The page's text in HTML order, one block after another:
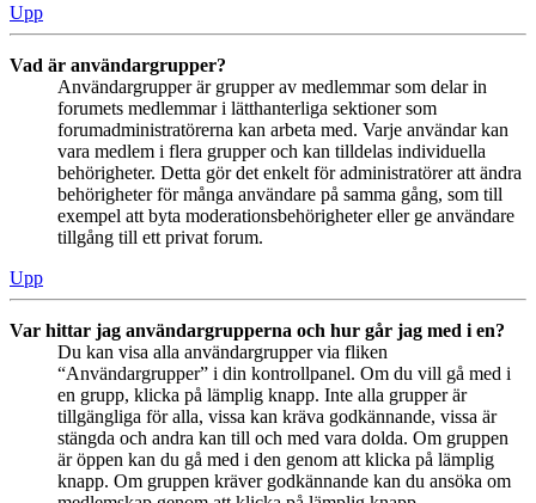
Upp
Vad är användargrupper?
Användargrupper är grupper av medlemmar som delar in
forumets medlemmar i lätthanterliga sektioner som
forumadministratörerna kan arbeta med. Varje användar kan
vara medlem i flera grupper och kan tilldelas individuella
behörigheter. Detta gör det enkelt för administratörer att ändra
behörigheter för många användare på samma gång, som till
exempel att byta moderationsbehörigheter eller ge användare
tillgång till ett privat forum.
Upp
Var hittar jag användargrupperna och hur går jag med i en?
Du kan visa alla användargrupper via fliken
“Användargrupper” i din kontrollpanel. Om du vill gå med i
en grupp, klicka på lämplig knapp. Inte alla grupper är
tillgängliga för alla, vissa kan kräva godkännande, vissa är
stängda och andra kan till och med vara dolda. Om gruppen
är öppen kan du gå med i den genom att klicka på lämplig
knapp. Om gruppen kräver godkännande kan du ansöka om